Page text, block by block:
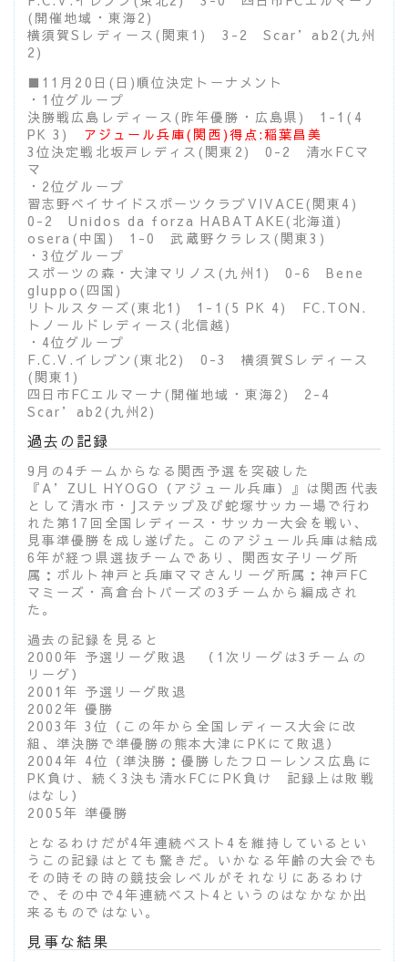
(開催地域・東海2)
横須賀Sレディース(関東1) 3-2 Scar’ab2(九州
2)
■11月20日(日)順位決定トーナメント
・1位グループ
決勝戦広島レディース(昨年優勝・広島県) 1-1(4
PK 3) アジュール兵庫(関西)得点:稲葉昌美
3位決定戦北坂戸レディス(関東2) 0-2 清水FCマ
マ
・2位グループ
習志野ベイサイドスポーツクラブVIVACE(関東4)
0-2 Unidos da forza HABATAKE(北海道)
osera(中国) 1-0 武蔵野クラレス(関東3)
・3位グループ
スポーツの森・大津マリノス(九州1) 0-6 Bene
gluppo(四国)
リトルスターズ(東北1) 1-1(5 PK 4) FC.TON.
トノールドレディース(北信越)
・4位グループ
F.C.V.イレブン(東北2) 0-3 横須賀Sレディース
(関東1)
四日市FCエルマーナ(開催地域・東海2) 2-4
Scar’ab2(九州2)
過去の記録
9月の4チームからなる関西予選を突破した
『A’ZUL HYOGO（アジュール兵庫）』は関西代表
として清水市・Jステップ及び蛇塚サッカー場で行わ
れた第17回全国レディース・サッカー大会を戦い、
見事準優勝を成し遂げた。このアジュール兵庫は結成
6年が経つ県選抜チームであり、関西女子リーグ所
属：ポルト神戸と兵庫ママさんリーグ所属：神戸FC
マミーズ・高倉台トパーズの3チームから編成され
た。
過去の記録を見ると
2000年 予選リーグ敗退 （1次リーグは3チームの
リーグ）
2001年 予選リーグ敗退
2002年 優勝
2003年 3位（この年から全国レディース大会に改
組、準決勝で準優勝の熊本大津にPKにて敗退）
2004年 4位（準決勝：優勝したフローレンス広島に
PK負け、続く3決も清水FCにPK負け 記録上は敗戦
はなし）
2005年 準優勝
となるわけだが4年連続ベスト4を維持しているとい
うこの記録はとても驚きだ。いかなる年齢の大会でも
その時その時の競技会レベルがそれなりにあるわけ
で、その中で4年連続ベスト4というのはなかなか出
来るものではない。
見事な結果